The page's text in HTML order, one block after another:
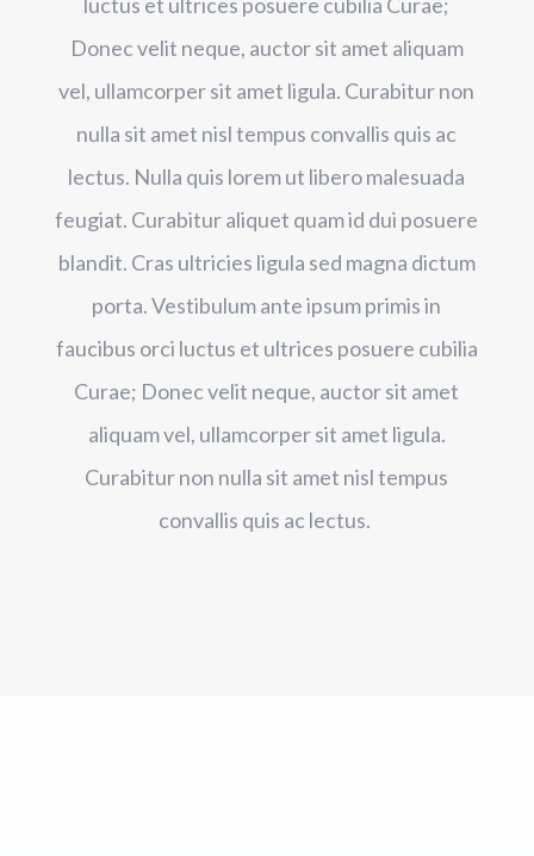
Donec velit neque, auctor sit amet aliquam
vel, ullamcorper sit amet ligula. Curabitur non
nulla sit amet nisl tempus convallis quis ac
lectus. Nulla quis lorem ut libero malesuada
feugiat. Curabitur aliquet quam id dui posuere
blandit. Cras ultricies ligula sed magna dictum
porta. Vestibulum ante ipsum primis in
faucibus orci luctus et ultrices posuere cubilia
Curae; Donec velit neque, auctor sit amet
aliquam vel, ullamcorper sit amet ligula.
Curabitur non nulla sit amet nisl tempus
convallis quis ac lectus.